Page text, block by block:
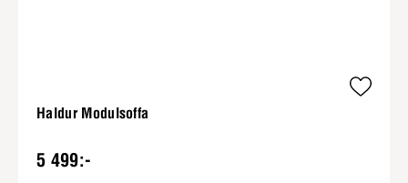
Haldur Modulsoffa
5 499:-